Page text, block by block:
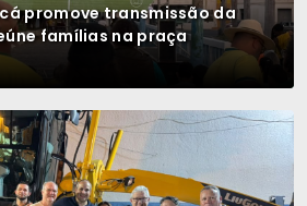
promove transmissão da
famílias na praça